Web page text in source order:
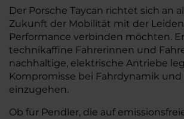
Der Porsche Taycan richtet sich an
Zukunft der Mobilität mit der
Performance verbinden möchten.
technikaffine Fahrerinnen und
nachhaltige, elektrische Antriebe
Kompromisse bei Fahrdynamik und
einzugehen.
Ob für Pendler, die auf